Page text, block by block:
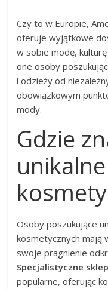
Czy to w Europie,
oferuje wyjątkowe
w sobie modę,
one osoby
i odzieży od
obowiązkowym
mody.
Gdzie
Osoby poszukujące
kosmetycznych mają
swoje pragnienie
Specjalistyczne
popularne, oferując